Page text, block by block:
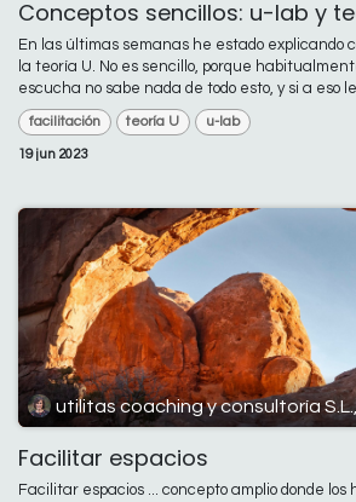
Conceptos sencillos: u-lab y
En las últimas semanas he estado explicando
la teoría U. No es sencillo, porque
escucha no sabe nada de todo esto, y si a eso
facilitación teoría U u-lab
19 jun 2023
utilitas coaching y consultoría
Facilitar espacios
Facilitar espacios ... concepto amplio donde los